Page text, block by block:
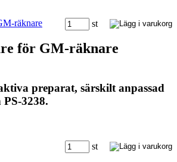
st
för GM-räknare
preparat, särskilt anpassad
3238.
st